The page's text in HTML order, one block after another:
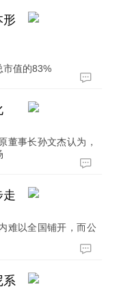
形
市值的83%
董事长孙文杰认为，
走
难以全国铺开，而公
系